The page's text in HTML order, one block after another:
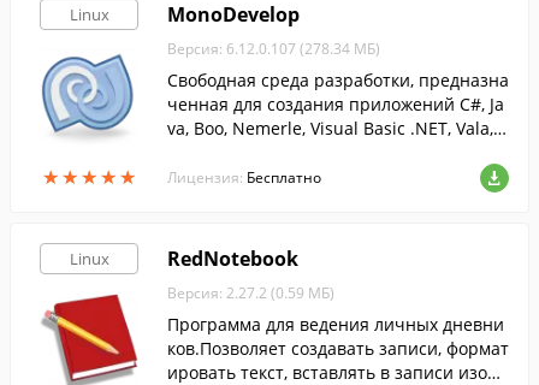
Linux
★★★★★
★★★★★
MonoDevelop
Версия: 6.12.0.107 (278.34 МБ)
Свободная среда разработки, предназна
ченная для создания приложений C#, Ja
va, Boo, Nemerle, Visual Basic .NET, Vala, C
Лицензия: Бесплатно
Linux RedNotebook
Версия: 2.27.2 (0.59 МБ)
Программа для ведения личных дневни
ков.Позволяет создавать записи, формат
ировать текст, вставлять в записи изобр